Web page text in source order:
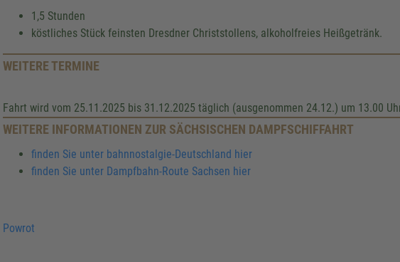
1,5 Stunden
köstliches Stück feinsten Dresdner Christstollens, alkoholfreies Heißgetränk.
WEITERE TERMINE
Fahrt wird vom 25.11.2025 bis 31.12.2025 täglich (ausgenommen 24.12.) um 13.00
WEITERE INFORMATIONEN ZUR SÄCHSISCHEN DAMPFSCHIFFAHRT
finden Sie unter bahnnostalgie-Deutschland hier
finden Sie unter Dampfbahn-Route Sachsen hier
Powrot